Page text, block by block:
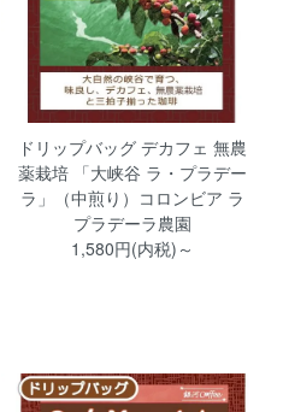
ドリップバッグ デカフェ 無農
薬栽培 「大峡谷 ラ・プラデー
ラ」（中煎り）コロンビア ラ
プラデーラ農園
1,580円(内税)～